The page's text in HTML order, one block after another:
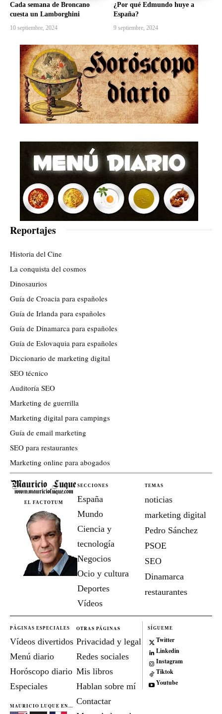
Cada semana de Broncano
cuesta un Lamborghini
10 septiembre, 2024
¿Por qué Edmundo huye a
España?
9 septiembre, 2024
Reportajes
Historia del Cine
La conquista del cosmos
Dinosaurios
Guía de Croacia para españoles
Guía de Irlanda para españoles
Guía de Dinamarca para españoles
Guía de Eslovaquia para españoles
Diccionario de marketing digital
SEO técnico
Auditoría SEO
Marketing de guerrilla
Marketing digital para campings
Guía de email marketing
SEO para restaurantes
Marketing online para abogados
EL FACTOTUM
SECCIONES
España
Mundo
Ciencia y
tecnología
Negocios
Ocio y cultura
Deportes
Vídeos
TEMAS
noticias
marketing digital
Pedro Sánchez
PSOE
SEO
Dinamarca
restaurantes
PÁGINAS ESPECIALES
Vídeos divertidos
Menú diario
Horóscopo diario
Especiales
MAURICIO LUQUE EN...
OTRAS PÁGINAS
Privacidad y legal
Redes sociales
Mis libros
Hablan sobre mí
Contactar
SÍGUEME
Twitter
Linkedin
Instagram
Tiktok
Youtube